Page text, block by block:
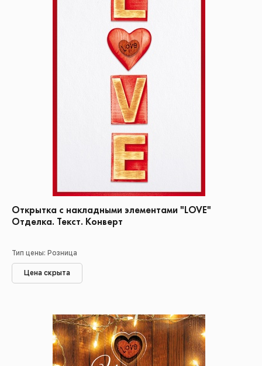
Открытка с накладными элементами "LOVE"
Отделка. Текст. Конверт
Тип цены: Розница
Цена скрыта